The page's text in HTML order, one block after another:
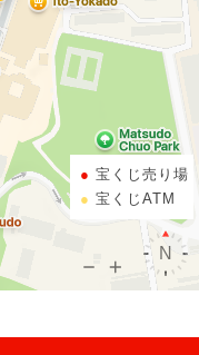
宝くじ売り場
宝くじATM